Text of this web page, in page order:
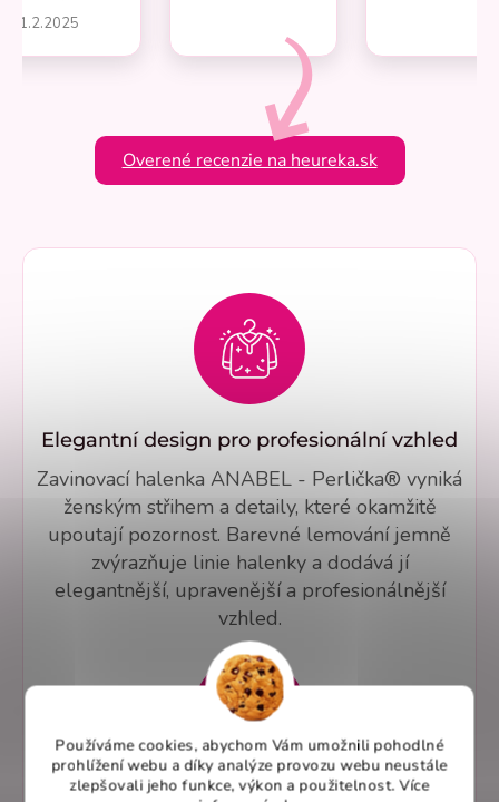
Používáme cookies, abychom Vám umožnili pohodlné
prohlížení webu a díky analýze provozu webu neustále
zlepšovali jeho funkce, výkon a použitelnost. Více
1.2.2025
Overené recenzie na heureka.sk
Elegantní design pro profesionální vzhled
Zavinovací halenka ANABEL - Perlička® vyniká
ženským střihem a detaily, které okamžitě
upoutají pozornost. Barevné lemování jemně
zvýrazňuje linie halenky a dodává jí
elegantnější, upravenější a profesionálnější
vzhled.